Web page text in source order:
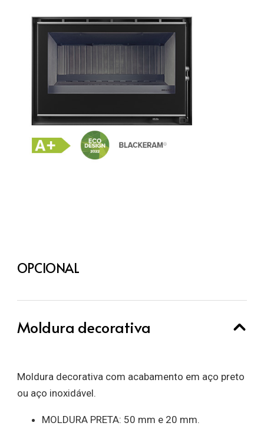
OPCIONAL
Moldura decorativa
Moldura decorativa com acabamento em aço preto
ou aço inoxidável.
MOLDURA PRETA: 50 mm e 20 mm.